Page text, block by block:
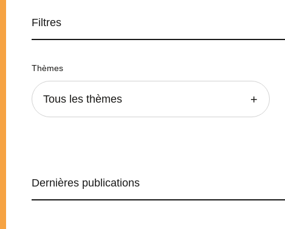
Filtres
Thèmes
Tous les thèmes
Dernières publications